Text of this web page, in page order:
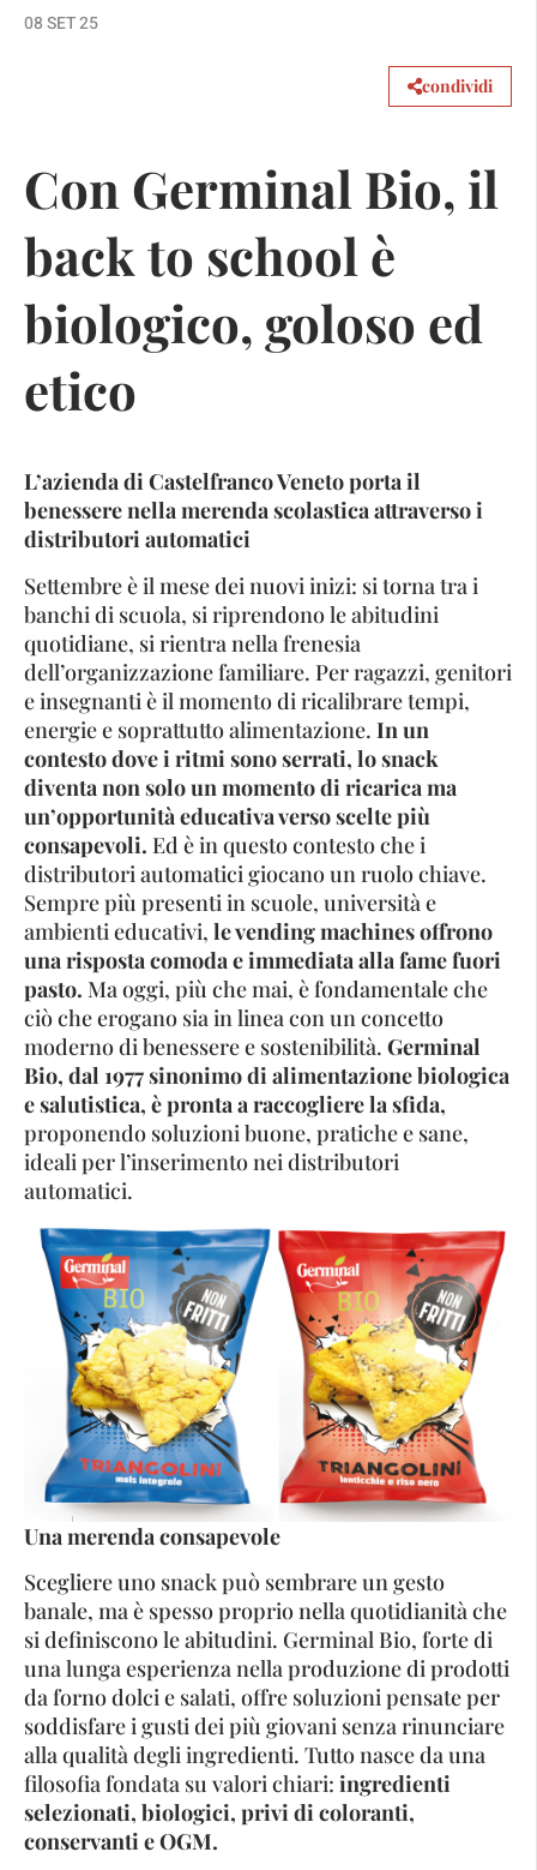
08 SET 25
condividi
Con Germinal Bio, il
back to school è
biologico, goloso ed
etico
L’azienda di Castelfranco Veneto porta il
benessere nella merenda scolastica attraverso i
distributori automatici
Settembre è il mese dei nuovi inizi: si torna tra i
banchi di scuola, si riprendono le abitudini
quotidiane, si rientra nella frenesia
dell’organizzazione familiare. Per ragazzi, genitori
e insegnanti è il momento di ricalibrare tempi,
energie e soprattutto alimentazione. In un
contesto dove i ritmi sono serrati, lo snack
diventa non solo un momento di ricarica ma
un’opportunità educativa verso scelte più
consapevoli. Ed è in questo contesto che i
distributori automatici giocano un ruolo chiave.
Sempre più presenti in scuole, università e
ambienti educativi, le vending machines offrono
una risposta comoda e immediata alla fame fuori
pasto. Ma oggi, più che mai, è fondamentale che
ciò che erogano sia in linea con un concetto
moderno di benessere e sostenibilità. Germinal
Bio, dal 1977 sinonimo di alimentazione biologica
e salutistica, è pronta a raccogliere la sfida,
proponendo soluzioni buone, pratiche e sane,
ideali per l’inserimento nei distributori
automatici.
Una merenda consapevole
Scegliere uno snack può sembrare un gesto
banale, ma è spesso proprio nella quotidianità che
si definiscono le abitudini. Germinal Bio, forte di
una lunga esperienza nella produzione di prodotti
da forno dolci e salati, offre soluzioni pensate per
soddisfare i gusti dei più giovani senza rinunciare
alla qualità degli ingredienti. Tutto nasce da una
filosofia fondata su valori chiari: ingredienti
selezionati, biologici, privi di coloranti,
conservanti e OGM.